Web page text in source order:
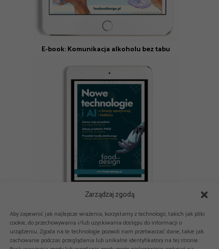
Zarządzaj zgodą
Aby zapewnić jak najlepsze wrażenia, korzystamy z technologii, takich jak pliki
cookie, do przechowywania i/lub uzyskiwania dostępu do informacji o
urządzeniu. Zgoda na te technologie pozwoli nam przetwarzać dane, takie jak
zachowanie podczas przeglądania lub unikalne identyfikatory na tej stronie.
E-book: Komunikacja alkoholu bez tabu
E-book: Nowe technologie i AI w branży spożywczej i HoReCa